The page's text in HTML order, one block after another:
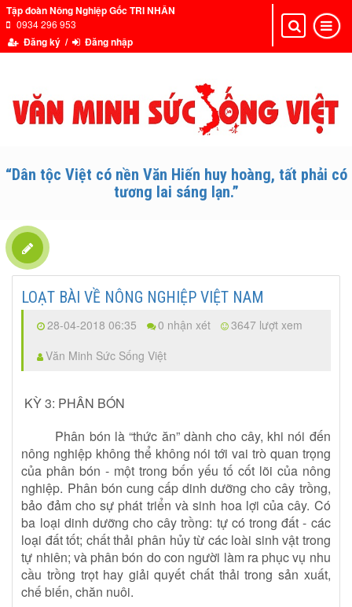
Tập đoàn Nông Nghiệp Gốc TRI NHÂN
0934 296 953
Đăng ký / Đăng nhập
Toggle
Toggle
navigation
“Dân tộc Việt có nền Văn Hiến huy hoàng, tất phải có
tương lai sáng lạn.”
LOẠT BÀI VỀ NÔNG NGHIỆP VIỆT NAM
28-04-2018 06:35 0 nhận xét
3647 lượt xem
Văn Minh Sức Sống Việt
KỲ 3: PHÂN BÓN
Phân bón là “thức ăn” dành cho cây, khi nói đến
nông nghiệp không thể không nói tới vai trò quan trọng
của phân bón - một trong bốn yếu tố cốt lõi của nông
nghiệp. Phân bón cung cấp dinh dưỡng cho cây trồng,
bảo đảm cho sự phát triển và sinh hoa lợi của cây. Có
ba loại dinh dưỡng cho cây trồng: tự có trong đất - các
loại đất tốt; chất thải phân hủy từ các loài sinh vật trong
tự nhiên; và phân bón do con người làm ra phục vụ nhu
cầu trồng trọt hay giải quyết chất thải trong sản xuất,
chế biến, chăn nuôi.